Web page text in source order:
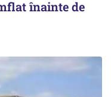
înainte de